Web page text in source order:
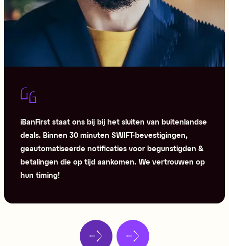
iBanFirst staat ons bij bij het sluiten van buitenlandse
deals. Binnen 30 minuten SWIFT-bevestigingen,
geautomatiseerde notificaties voor begunstigden &
betalingen die op tijd aankomen. We vertrouwen op
hun timing!